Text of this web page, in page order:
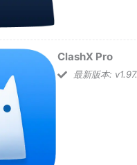
ClashX Pro
最新版本: